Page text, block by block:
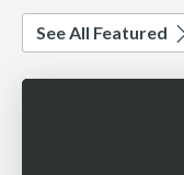
See All Featured